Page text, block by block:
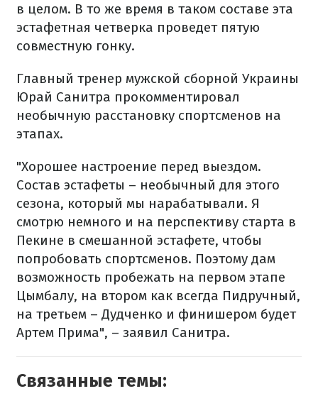
в целом. В то же время в таком составе эта
эстафетная четверка проведет пятую
совместную гонку.
Главный тренер мужской сборной Украины
Юрай Санитра прокомментировал
необычную расстановку спортсменов на
этапах.
"Хорошее настроение перед выездом.
Состав эстафеты – необычный для этого
сезона, который мы нарабатывали. Я
смотрю немного и на перспективу старта в
Пекине в смешанной эстафете, чтобы
попробовать спортсменов. Поэтому дам
возможность пробежать на первом этапе
Цымбалу, на втором как всегда Пидручный,
на третьем – Дудченко и финишером будет
Артем Прима", – заявил Санитра.
Связанные темы: